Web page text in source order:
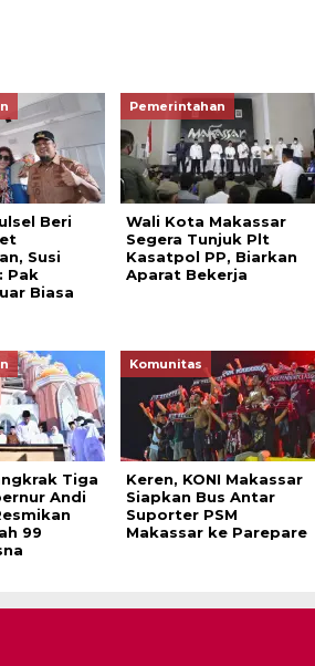
Beri
Susi
Pak
Biasa
Pemerintahan
Wali Kota Makassar
Segera Tunjuk Plt
Kasatpol PP, Biarkan
Aparat Bekerja
Tiga
Andi
99
Komunitas
Keren, KONI Makassar
Siapkan Bus Antar
Suporter PSM
Makassar ke Parepare